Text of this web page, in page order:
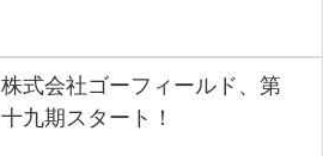
株式会社ゴーフィールド、第
十九期スタート！